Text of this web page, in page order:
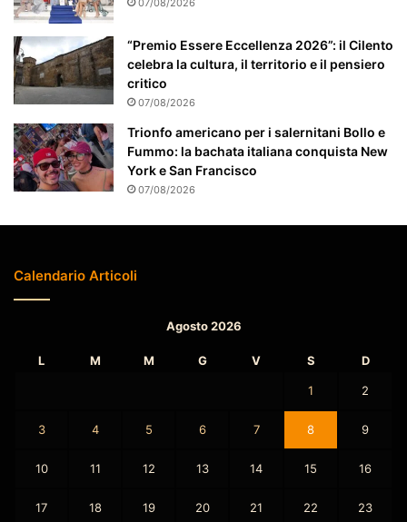
e
z
i
o
n
a
t
o
“Premio Essere Eccellenza 2026”: il Cilento
celebra la cultura, il territorio e il pensiero
critico
07/08/2026
Trionfo americano per i salernitani Bollo e
Fummo: la bachata italiana conquista New
York e San Francisco
07/08/2026
Calendario Articoli
Agosto 2026
L M M G V S D
1 2
3 4 5 6 7 8 9
10 11 12 13 14 15 16
17 18 19 20 21 22 23